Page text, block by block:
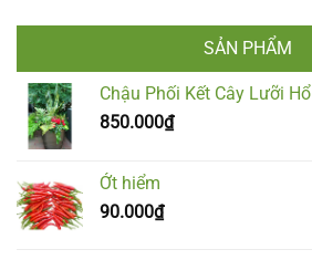
SẢN PHẨM
Chậu Phối Kết Cây Lưỡi Hổ
850.000₫
Ớt hiểm
90.000₫